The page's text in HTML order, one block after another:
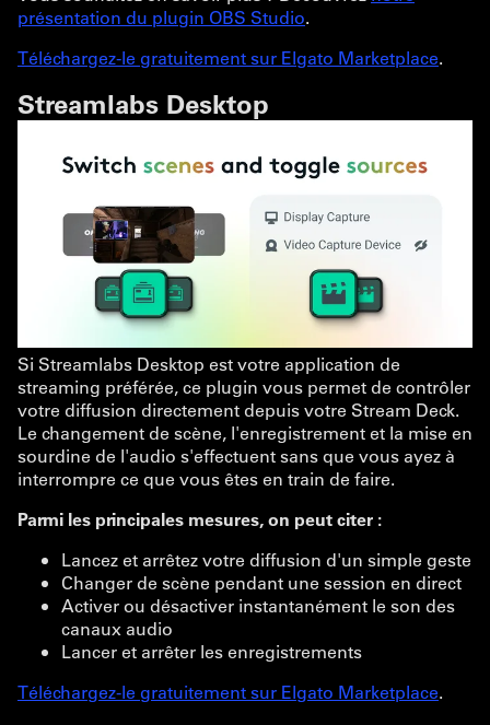
présentation du plugin OBS Studio.
Téléchargez-le gratuitement sur Elgato Marketplace.
Streamlabs Desktop
Si Streamlabs Desktop est votre application de
streaming préférée, ce plugin vous permet de contrôler
votre diffusion directement depuis votre Stream Deck.
Le changement de scène, l'enregistrement et la mise en
sourdine de l'audio s'effectuent sans que vous ayez à
interrompre ce que vous êtes en train de faire.
Parmi les principales mesures, on peut citer :
Lancez et arrêtez votre diffusion d'un simple geste
Changer de scène pendant une session en direct
Activer ou désactiver instantanément le son des
canaux audio
Lancer et arrêter les enregistrements
Téléchargez-le gratuitement sur Elgato Marketplace.